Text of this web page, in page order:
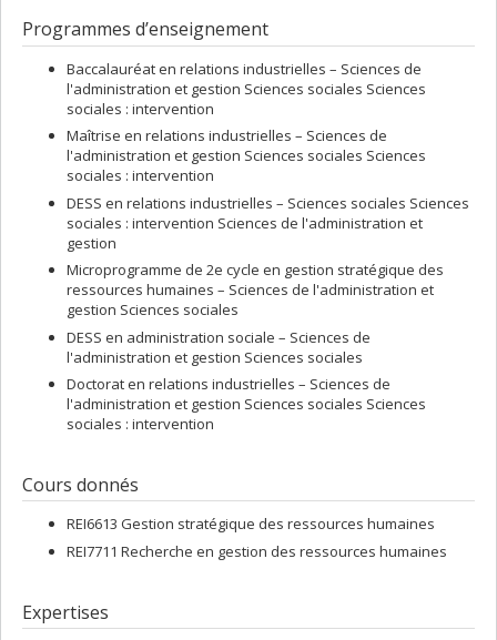
travail. Ses travaux de recherche ont fait l’objet de nombreux
articles publiés notamment dans Industrial and Labor Relations
Review, Journal of Occupational Health Psychology, Human
Resource Management, Human Resource Planning, Work & Stress,
et Relations Industrielles (Laval). Coauteur du livre pédagogique
Relever les défis de la gestion des ressources humaines, ses
travaux ont aussi fait l’objet de nombreux chapitres d’ouvrages
collectifs. Il intervient comme chercheur, consultant ou formateur
dans de nombreuses organisations publiques et privées.
Programmes d’enseignement
Baccalauréat en relations industrielles – Sciences de
l'administration et gestion Sciences sociales Sciences
sociales : intervention
Maîtrise en relations industrielles – Sciences de
l'administration et gestion Sciences sociales Sciences
sociales : intervention
DESS en relations industrielles – Sciences sociales Sciences
sociales : intervention Sciences de l'administration et
gestion
Microprogramme de 2e cycle en gestion stratégique des
ressources humaines – Sciences de l'administration et
gestion Sciences sociales
DESS en administration sociale – Sciences de
l'administration et gestion Sciences sociales
Doctorat en relations industrielles – Sciences de
l'administration et gestion Sciences sociales Sciences
sociales : intervention
Cours donnés
REI6613 Gestion stratégique des ressources humaines
REI7711 Recherche en gestion des ressources humaines
Expertises